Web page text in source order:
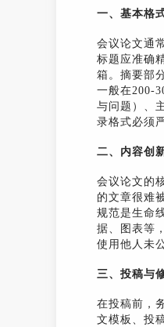
一、基本格
会议论文通
标题应准确
箱。摘要部
一般在200-
与问题）、
录格式必须
二、内容创
会议论文的
的文章很难
规范是生命
据、图表等
使用他人未
三、投稿与
在投稿前，
文模板、投